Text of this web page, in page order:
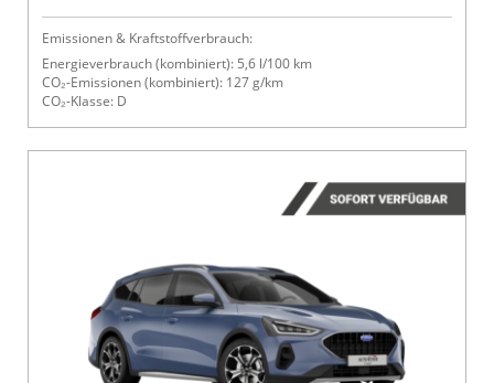
Emissionen & Kraftstoffverbrauch:
Energieverbrauch (kombiniert): 5,6 l/100 km
CO₂-Emissionen (kombiniert): 127 g/km
CO₂-Klasse: D